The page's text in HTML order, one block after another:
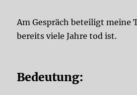
Am Gespräch beteiligt meine
bereits viele Jahre tod ist.
Bedeutung: